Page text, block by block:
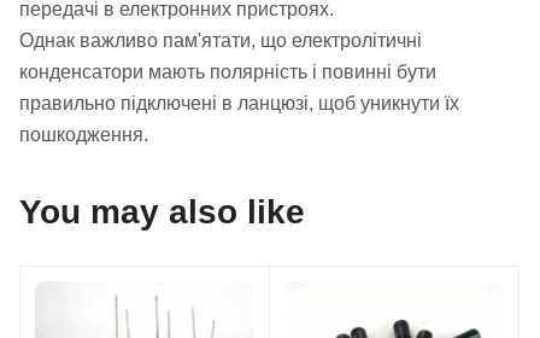
передачі в електронних пристроях.
Однак важливо пам'ятати, що електролітичні
конденсатори мають полярність і повинні бути
правильно підключені в ланцюзі, щоб уникнути їх
пошкодження.
You may also like